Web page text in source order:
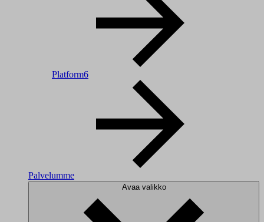
Platform6
Palvelumme
Avaa valikko